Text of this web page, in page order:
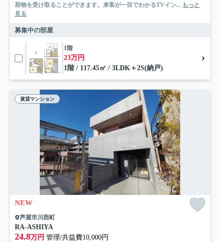
荷物を受け取ることができます。来客が一目でわかるTVイン... もっと
見る
募集中の部屋
1階
23万円
1階 / 117.45㎡ / 3LDK＋2S(納戸)
賃貸マンション
NEW
芦屋市川西町
RA-ASHIYA
24.8万円 管理/共益費10,000円